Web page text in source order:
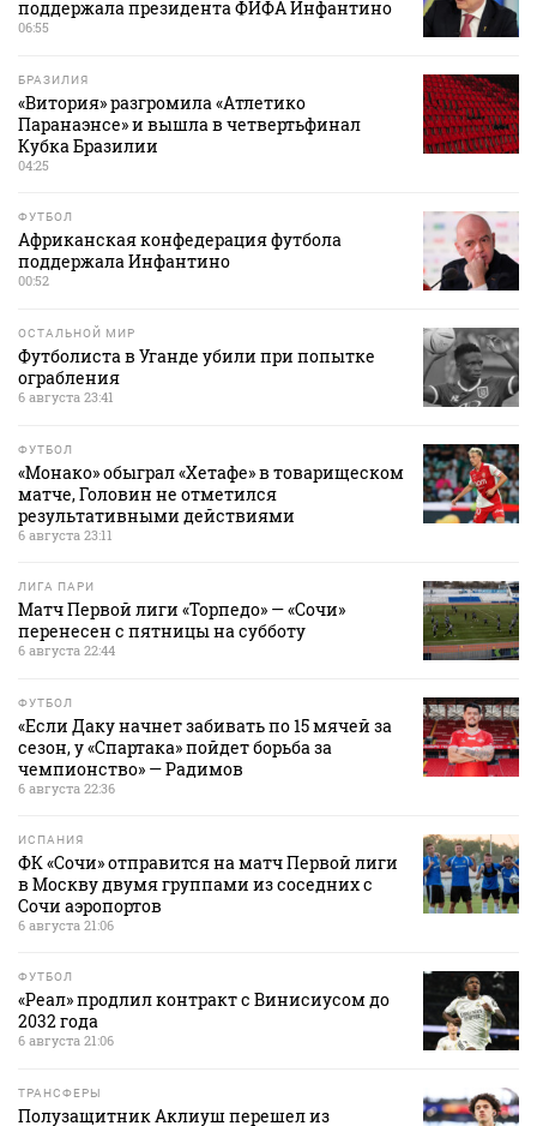
поддержала президента ФИФА Инфантино
06:55
БРАЗИЛИЯ
«Витория» разгромила «Атлетико
Паранаэнсе» и вышла в четвертьфинал
Кубка Бразилии
04:25
ФУТБОЛ
Африканская конфедерация футбола
поддержала Инфантино
00:52
ОСТАЛЬНОЙ МИР
Футболиста в Уганде убили при попытке
ограбления
6 августа 23:41
ФУТБОЛ
«Монако» обыграл «Хетафе» в товарищеском
матче, Головин не отметился
результативными действиями
6 августа 23:11
ЛИГА ПАРИ
Матч Первой лиги «Торпедо» — «Сочи»
перенесен с пятницы на субботу
6 августа 22:44
ФУТБОЛ
«Если Даку начнет забивать по 15 мячей за
сезон, у «Спартака» пойдет борьба за
чемпионство» — Радимов
6 августа 22:36
ИСПАНИЯ
ФК «Сочи» отправится на матч Первой лиги
в Москву двумя группами из соседних с
Сочи аэропортов
6 августа 21:06
ФУТБОЛ
«Реал» продлил контракт с Винисиусом до
2032 года
6 августа 21:06
ТРАНСФЕРЫ
Полузащитник Аклиуш перешел из